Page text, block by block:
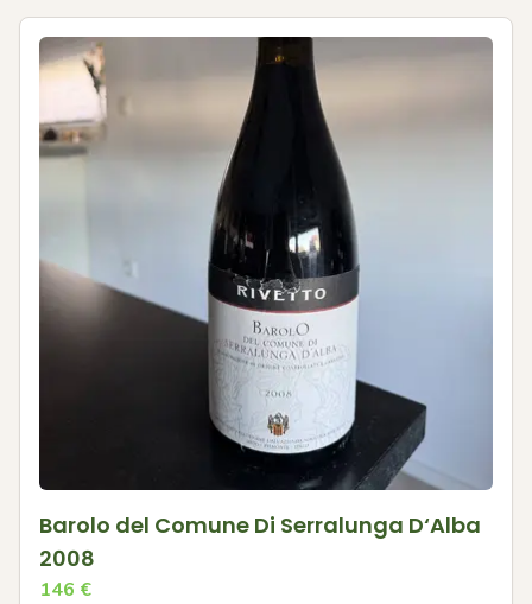
Barolo del Comune Di Serralunga D‘Alba
2008
146 €